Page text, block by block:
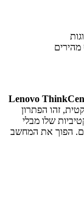
Lenovo
זהו הפתרון
שלו מבלי
הפוך את המחשב